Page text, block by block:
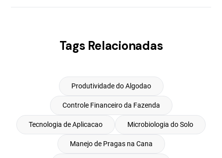
Tags Relacionadas
Produtividade do Algodao
Controle Financeiro da Fazenda
Tecnologia de Aplicacao Microbiologia do Solo
Manejo de Pragas na Cana